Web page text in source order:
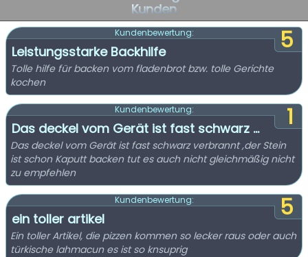
Kunden
5
Kundenbewertung:
Leistungsstarke Backhilfe
Tolle hilfe für backen vom fladenbrot bzw. tolle Gerichte
kochen
1
Kundenbewertung:
Das deckel vom Gerät ist fast schwarz ...
Das deckel vom Gerät ist fast schwarz verbrannt ,der Stein
ist schon Kaputt backen tut es auch nicht gleichmäßig nicht
zu empfehlen
5
Kundenbewertung:
ein toller artikel
Ein toller Artikel, die pizzen kommen so lecker raus oder auch
türkische lahmacun es ist so knsuprig